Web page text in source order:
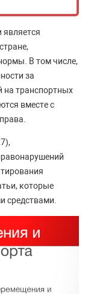
В том числе,
за
на транспортных
вместе с
которые
средствами.